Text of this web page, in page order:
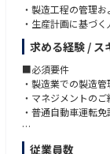
【この職種におけ
・世界に広がる同社
に広がります。
・生産設備、ユーテ
ており、省エネの
【キャリアパス】
・工場省エネ診断の
身につきます。
・製造工程の管理
・生産計画に基づ
・新規受注案件にお
・生産性向上に向け
・マネジメント業務
求める経験 / ス
■必須要件
・製造業での製造
・マネジメントのご
・普通自動車運転免
■歓迎条件
従業員数